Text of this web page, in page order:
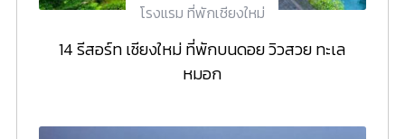
โรงแรม ที่พักเชียงใหม่
14 รีสอร์ท เชียงใหม่ ที่พักบนดอย วิวสวย ทะเล
หมอก